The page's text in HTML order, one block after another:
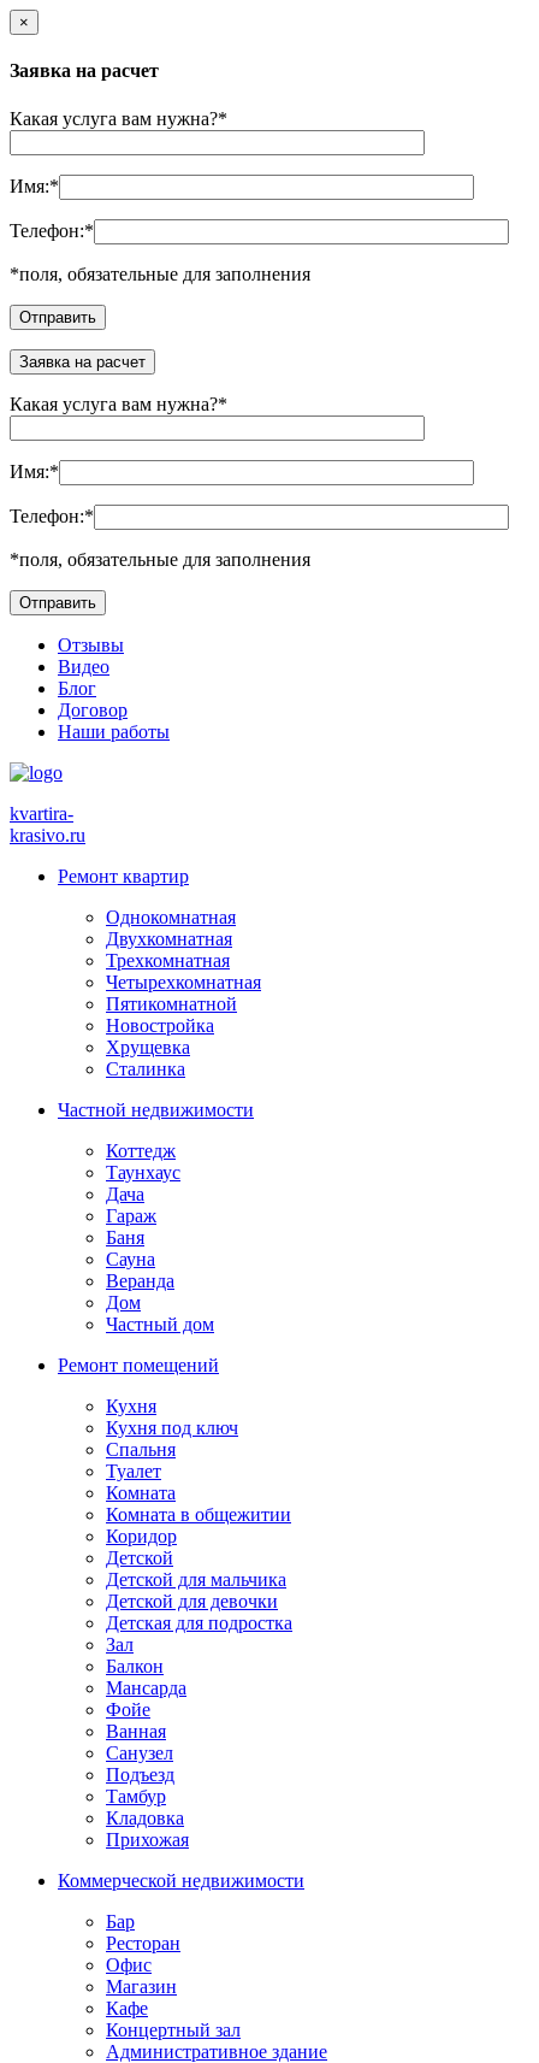
×
Заявка на расчет
Какая услуга вам нужна?*
Имя:*
Телефон:*
*поля, обязательные для заполнения
Заявка на расчет
Какая услуга вам нужна?*
Имя:*
Телефон:*
*поля, обязательные для заполнения
Отзывы
Видео
Блог
Договор
Наши работы
kvartira-
krasivo.ru
Ремонт квартир
Однокомнатная
Двухкомнатная
Трехкомнатная
Четырехкомнатная
Пятикомнатной
Новостройка
Хрущевка
Сталинка
Частной недвижимости
Коттедж
Таунхаус
Дача
Гараж
Баня
Сауна
Веранда
Дом
Частный дом
Ремонт помещений
Кухня
Кухня под ключ
Спальня
Туалет
Комната
Комната в общежитии
Коридор
Детской
Детской для мальчика
Детской для девочки
Детская для подростка
Зал
Балкон
Мансарда
Фойе
Ванная
Санузел
Подъезд
Тамбур
Кладовка
Прихожая
Коммерческой недвижимости
Бар
Ресторан
Офис
Магазин
Кафе
Концертный зал
Административное здание